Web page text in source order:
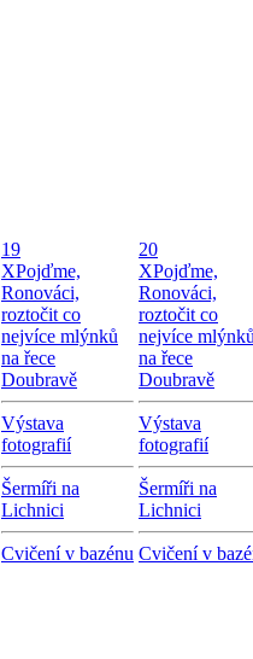
19
XPojďme,
Ronováci,
roztočit co
nejvíce mlýnků
na řece
Doubravě
Výstava
fotografií
Šermíři na
Lichnici
Cvičení v bazénu
20
XPojďme,
Ronováci,
roztočit co
nejvíce
na řece
Doubravě
Výstava
fotografií
Šermíři na
Lichnici
Cvičení v